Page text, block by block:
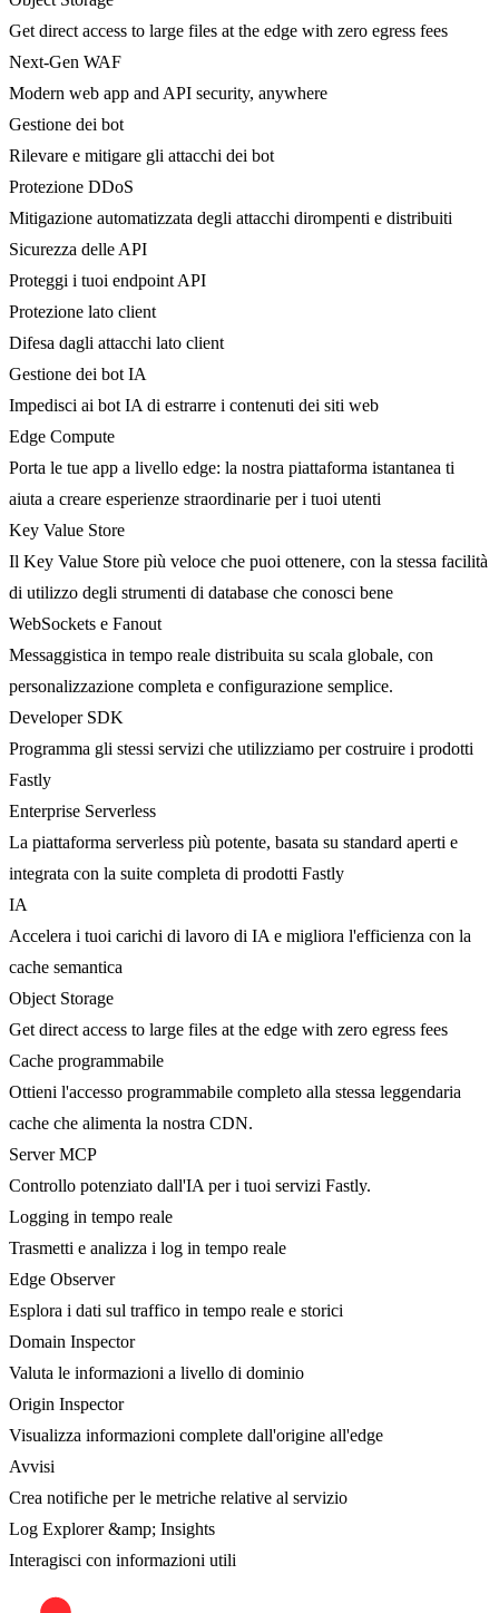
Get direct access to large files at the edge with zero egress fees
Next-Gen WAF
Modern web app and API security, anywhere
Gestione dei bot
Rilevare e mitigare gli attacchi dei bot
Protezione DDoS
Mitigazione automatizzata degli attacchi dirompenti e distribuiti
Sicurezza delle API
Proteggi i tuoi endpoint API
Protezione lato client
Difesa dagli attacchi lato client
Gestione dei bot IA
Impedisci ai bot IA di estrarre i contenuti dei siti web
Edge Compute
Porta le tue app a livello edge: la nostra piattaforma istantanea ti
aiuta a creare esperienze straordinarie per i tuoi utenti
Key Value Store
Il Key Value Store più veloce che puoi ottenere, con la stessa facilità
di utilizzo degli strumenti di database che conosci bene
WebSockets e Fanout
Messaggistica in tempo reale distribuita su scala globale, con
personalizzazione completa e configurazione semplice.
Developer SDK
Programma gli stessi servizi che utilizziamo per costruire i prodotti
Fastly
Enterprise Serverless
La piattaforma serverless più potente, basata su standard aperti e
integrata con la suite completa di prodotti Fastly
IA
Accelera i tuoi carichi di lavoro di IA e migliora l'efficienza con la
cache semantica
Object Storage
Get direct access to large files at the edge with zero egress fees
Cache programmabile
Ottieni l'accesso programmabile completo alla stessa leggendaria
cache che alimenta la nostra CDN.
Server MCP
Controllo potenziato dall'IA per i tuoi servizi Fastly.
Logging in tempo reale
Trasmetti e analizza i log in tempo reale
Edge Observer
Esplora i dati sul traffico in tempo reale e storici
Domain Inspector
Valuta le informazioni a livello di dominio
Origin Inspector
Visualizza informazioni complete dall'origine all'edge
Avvisi
Crea notifiche per le metriche relative al servizio
Log Explorer &amp; Insights
Interagisci con informazioni utili